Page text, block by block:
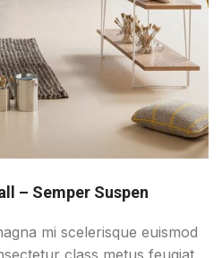
– Semper Suspen
mi scelerisque euismod